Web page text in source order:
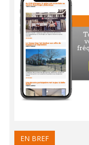
EN BREF